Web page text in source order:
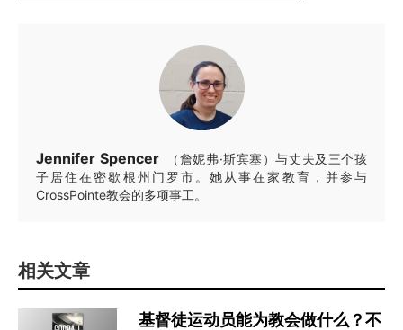
Jennifer Spencer
（詹妮弗·斯宾塞）与丈夫及三个孩
子居住在密歇根州门罗市。她从事在家教育，并参与
CrossPointe教会的多项事工。
相关文章
基督徒运动员能为教会做什么？不